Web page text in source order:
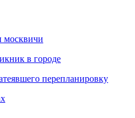
москвичи
в городе
перепланировку